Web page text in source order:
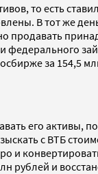
то есть
В тот же
продавать
федерального
за 154,5
его активы,
с ВТБ
рублей и